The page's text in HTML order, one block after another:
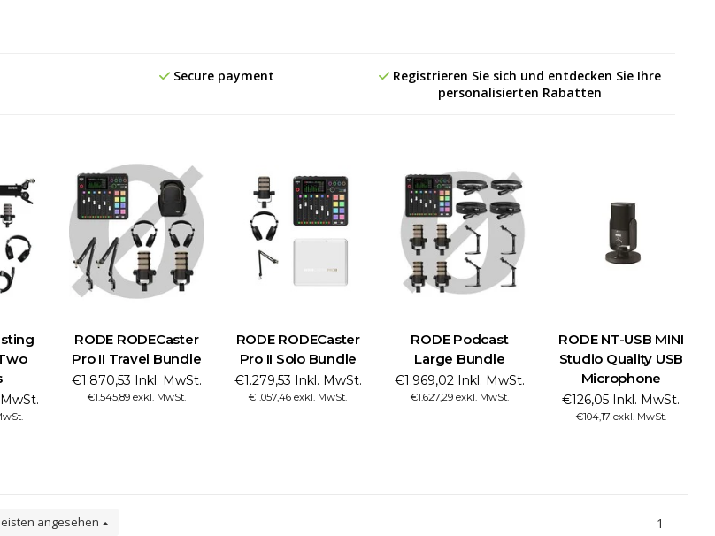
Secure payment
Registrieren Sie sich und entdecken Sie Ihre
personalisierten Rabatten
RODE RODECaster
Pro II Travel Bundle
€1.870,53 Inkl. MwSt.
€1.545,89 exkl. MwSt.
RODE RODECaster
Pro II Solo Bundle
€1.279,53 Inkl. MwSt.
€1.057,46 exkl. MwSt.
RODE Podcast
Large Bundle
€1.969,02 Inkl. MwSt.
€1.627,29 exkl. MwSt.
RODE NT-USB MINI
Studio Quality USB
Microphone
€126,05 Inkl. MwSt.
€104,17 exkl. MwSt.
angesehen 1